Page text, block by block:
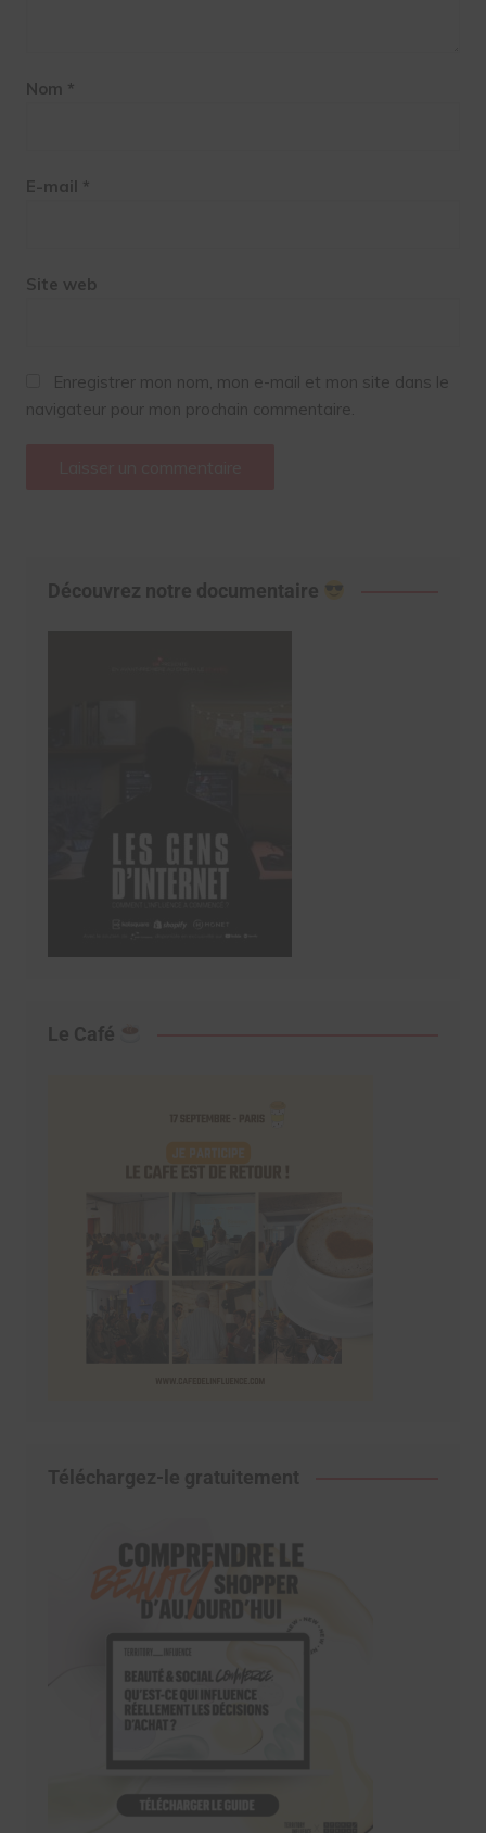
Nom *
E-mail *
Site web
Enregistrer mon nom, mon e-mail et mon site dans le
navigateur pour mon prochain commentaire.
Découvrez notre documentaire
Le Café
Téléchargez-le gratuitement